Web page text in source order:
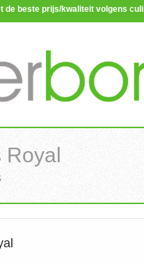
de beste prijs/kwaliteit volgens
Royal